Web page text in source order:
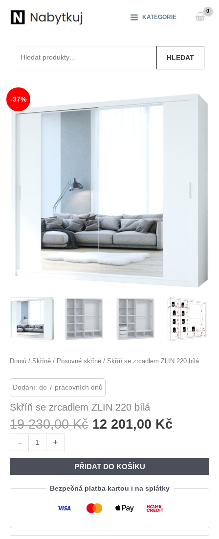
KATEGORIE
HLEDAT
-37%
Domů / Skříně / Posuvné skříně / Skříň se zrcadlem ZLIN 220 bílá
Dodání: do 7 pracovních dnů
Skříň se zrcadlem ZLIN 220 bílá
19 230,00Kč Původní
19
230,00 Kč.
12 201,00 Kč
201,00
-
se
ZLIN
220
+
PŘIDAT DO KOŠÍKU
Bezpečná platba kartou i na splátky